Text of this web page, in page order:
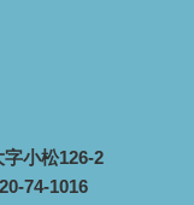
小松126-2
74-1016